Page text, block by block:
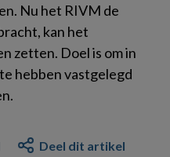
Nu het RIVM de
kan het
zetten. Doel is om in
hebben vastgelegd
Deel dit artikel